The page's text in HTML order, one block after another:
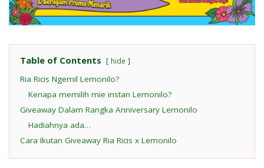
Table of Contents hide
Ria Ricis Ngemil Lemonilo?
Kenapa memilih mie instan Lemonilo?
Giveaway Dalam Rangka Anniversary Lemonilo
Hadiahnya ada…
Cara Ikutan Giveaway Ria Ricis x Lemonilo